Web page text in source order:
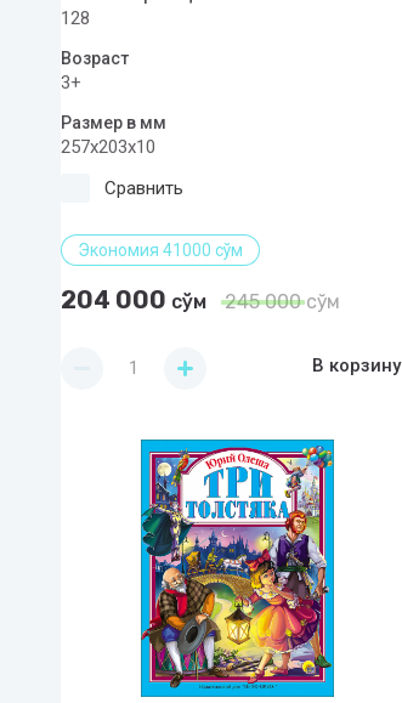
128
Возраст
3+
Размер в мм
257х203х10
Сравнить
Экономия 41000 сўм
204 000 сўм 245 000сўм
В корзину